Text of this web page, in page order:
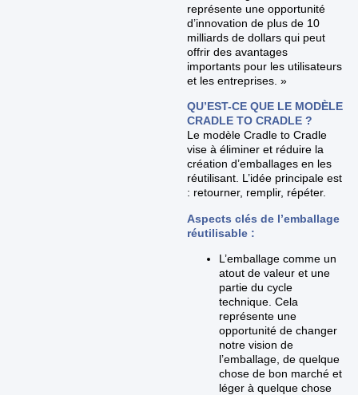
représente une opportunité
d’innovation de plus de 10
milliards de dollars qui peut
offrir des avantages
importants pour les utilisateurs
et les entreprises. »
QU’EST-CE QUE LE MODÈLE
CRADLE TO CRADLE ?
Le modèle Cradle to Cradle
vise à éliminer et réduire la
création d’emballages en les
réutilisant. L’idée principale est
: retourner, remplir, répéter.
Aspects clés de l’emballage
réutilisable :
L’emballage comme un
atout de valeur et une
partie du cycle
technique. Cela
représente une
opportunité de changer
notre vision de
l’emballage, de quelque
chose de bon marché et
léger à quelque chose